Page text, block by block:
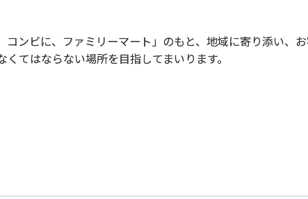
ンビに、ファミリーマート」のもと、地域に寄り添い、
てはならない場所を目指してまいります。